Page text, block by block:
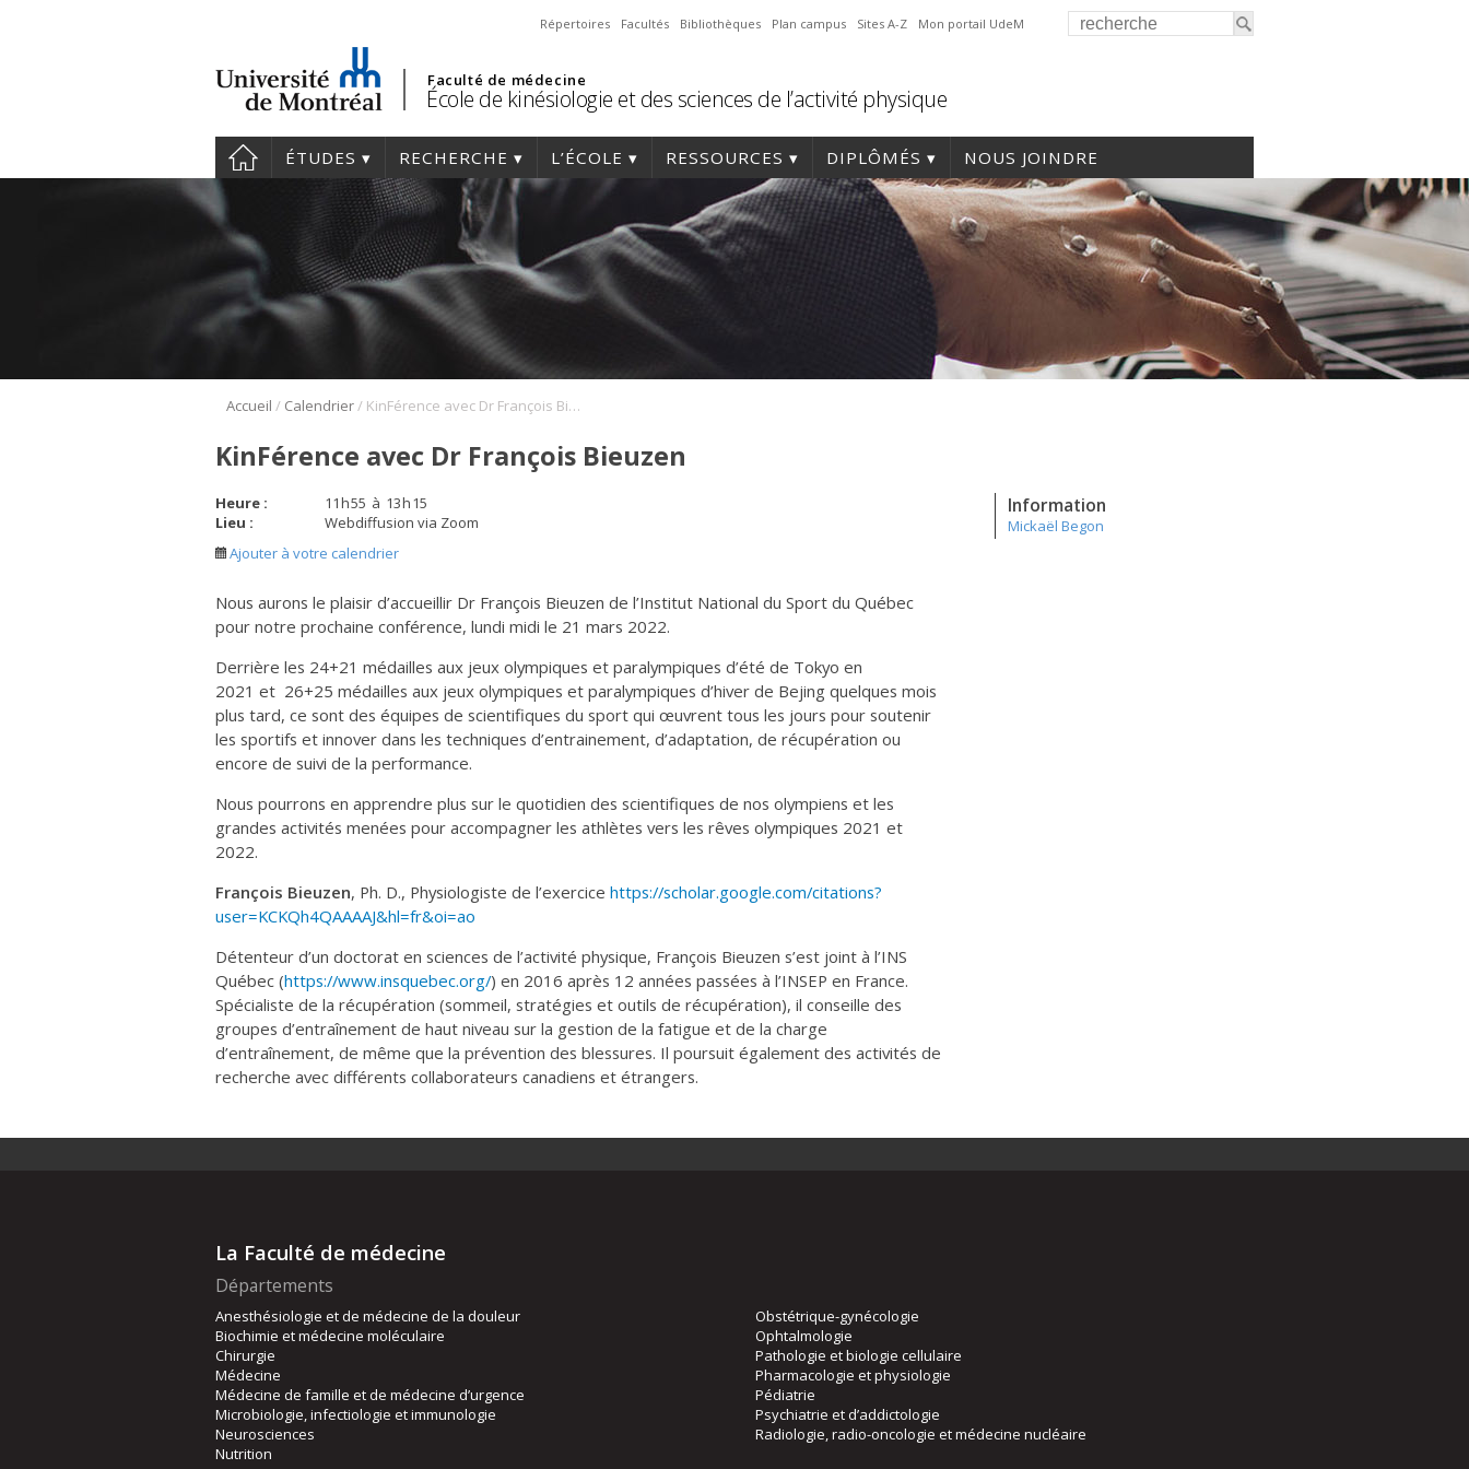
Répertoires Facultés Bibliothèques Plan campus Sites A-Z Mon portail UdeM
Faculté de médecine
École de kinésiologie et des sciences de l’activité physique
ÉTUDES RECHERCHE L’ÉCOLE RESSOURCES DIPLÔMÉS NOUS JOINDRE
Accueil / Calendrier/ KinFérence avec Dr François Bieuzen
KinFérence avec Dr François Bieuzen
Heure : 11h55 à 13h15
Lieu :
Webdiffusion via Zoom
Ajouter à votre calendrier
Information
Mickaël Begon
Nous aurons le plaisir d’accueillir Dr François Bieuzen de l’Institut National du Sport du Québec
pour notre prochaine conférence, lundi midi le 21 mars 2022.
Derrière les 24+21 médailles aux jeux olympiques et paralympiques d’été de Tokyo en
2021 et 26+25 médailles aux jeux olympiques et paralympiques d’hiver de Bejing quelques mois
plus tard, ce sont des équipes de scientifiques du sport qui œuvrent tous les jours pour soutenir
les sportifs et innover dans les techniques d’entrainement, d’adaptation, de récupération ou
encore de suivi de la performance.
Nous pourrons en apprendre plus sur le quotidien des scientifiques de nos olympiens et les
grandes activités menées pour accompagner les athlètes vers les rêves olympiques 2021 et
2022.
François Bieuzen, Ph. D., Physiologiste de l’exercice https://scholar.google.com/citations?
user=KCKQh4QAAAAJ&hl=fr&oi=ao
Détenteur d’un doctorat en sciences de l’activité physique, François Bieuzen s’est joint à l’INS
Québec (https://www.insquebec.org/) en 2016 après 12 années passées à l’INSEP en France.
Spécialiste de la récupération (sommeil, stratégies et outils de récupération), il conseille des
groupes d’entraînement de haut niveau sur la gestion de la fatigue et de la charge
d’entraînement, de même que la prévention des blessures. Il poursuit également des activités de
recherche avec différents collaborateurs canadiens et étrangers.
La Faculté de médecine
Départements
Anesthésiologie et de médecine de la douleur
Biochimie et médecine moléculaire
Chirurgie
Médecine
Médecine de famille et de médecine d’urgence
Microbiologie, infectiologie et immunologie
Neurosciences
Nutrition
Obstétrique-gynécologie
Ophtalmologie
Pathologie et biologie cellulaire
Pharmacologie et physiologie
Pédiatrie
Psychiatrie et d’addictologie
Radiologie, radio-oncologie et médecine nucléaire